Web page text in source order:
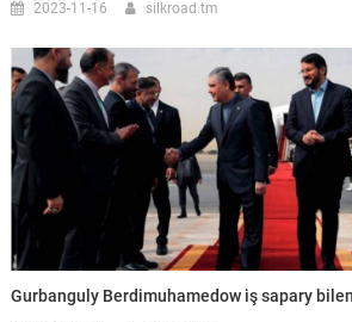
2023-11-16 silkroad.tm
Gurbanguly Berdimuhamedow iş sapary